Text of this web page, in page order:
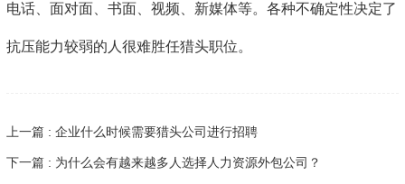
电话、面对面、书面、视频、新媒体等。各种不确定性决定了
抗压能力较弱的人很难胜任猎头职位。
上一篇 : 企业什么时候需要猎头公司进行招聘
下一篇 : 为什么会有越来越多人选择人力资源外包公司？